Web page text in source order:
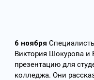
6 ноября
Виктория Шокурова и
презентацию для
колледжа. Они